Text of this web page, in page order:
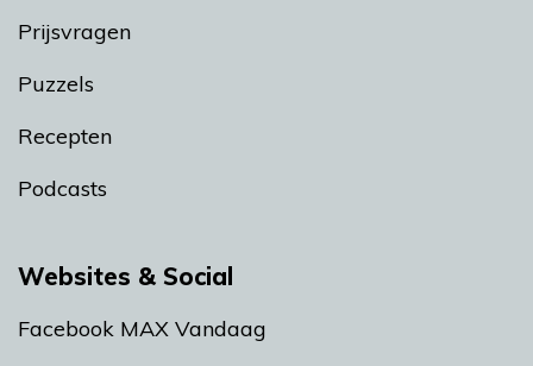
Prijsvragen
Puzzels
Recepten
Podcasts
Websites & Social
Facebook MAX Vandaag